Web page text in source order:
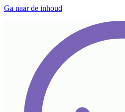
Ga naar de inhoud